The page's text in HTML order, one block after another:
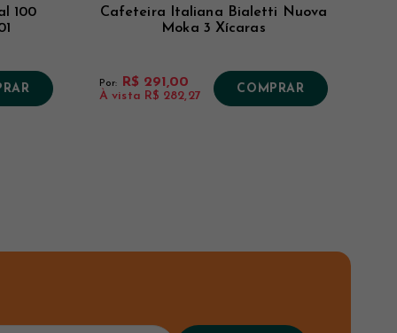
100
Cafeteira Italiana Bialetti Nuova
Moka 3 Xícaras
Por: R$ 291,00
À vista R$ 282,27 COMPRAR